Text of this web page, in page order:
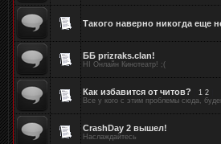
Такого наверно никогда еще
ББ prizraks.clan!
HI Онлайн Кинотеатр! ;(
Как избавится от читов? 1 2
Все у кого с этим проблемы сюда,
CrashDay 2 вышел!
Наслаждайтесь